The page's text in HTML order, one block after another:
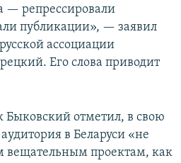
— репрессировали
публикации», — заявил
ассоциации
Его слова приводит
отметил, в свою
в Беларуси «не
вещательным проектам, как